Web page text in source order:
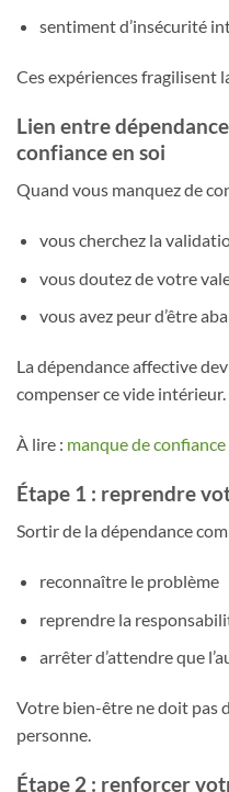
sentiment d’insécurité
Ces expériences fragilisent
Lien entre
confiance en soi
Quand vous manquez de
vous cherchez la
vous doutez de votre
vous avez peur d’être
La dépendance affective
compenser ce vide intérieur.
À lire : manque de
Étape 1 : reprendre
Sortir de la dépendance
reconnaître le problème
reprendre la
arrêter d’attendre que
Votre bien-être ne doit pas
personne.
Étape 2 : renforcer